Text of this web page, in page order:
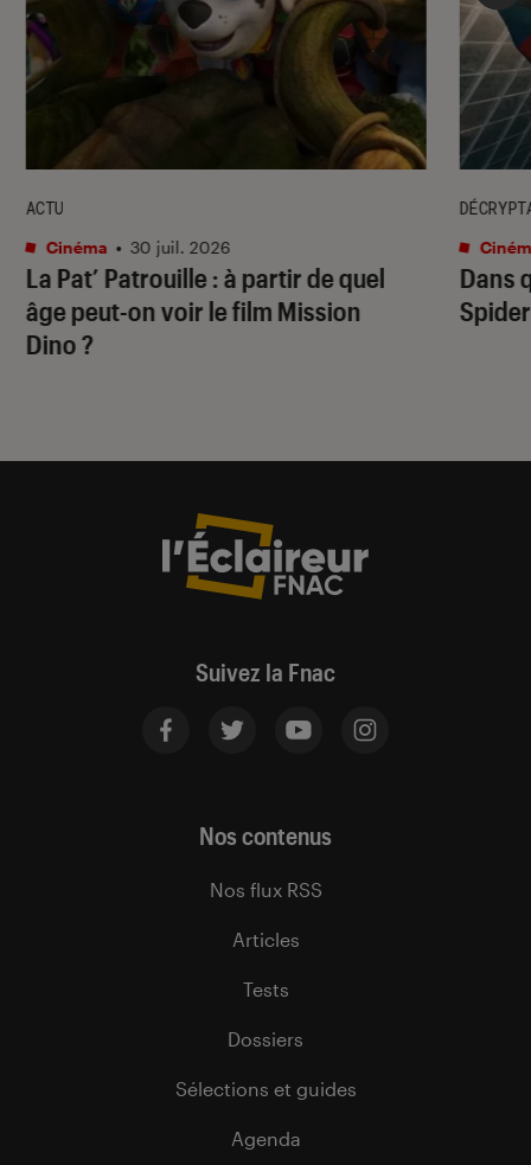
La Pat’ Patrouille: à partir de quel
âge peut-on voir le film Mission
Dino?
ACTU
Cinéma • 30 juil. 2026
Dans
Suivez la Fnac
Nos contenus
Nos flux RSS
Articles
Tests
Dossiers
Sélections et guides
Agenda